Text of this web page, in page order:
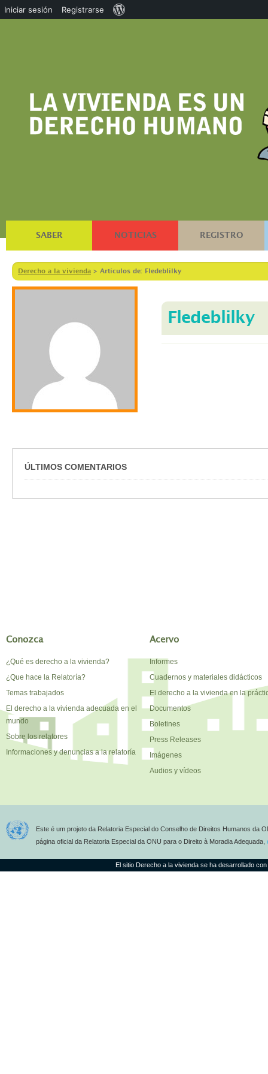
SABER NOTICIAS REGISTRO
Derecho a la vivienda > Artículos de: Fledeblilky
Fledeblilky
ÚLTIMOS COMENTARIOS
Conozca
¿Qué es derecho a la vivienda?
¿Que hace la Relatoría?
Temas trabajados
El derecho a la vivienda adecuada en el
mundo
Sobre los relatores
Informaciones y denuncias a la relatoría
Acervo
Informes
Cuadernos y materiales didácticos
El derecho a la vivienda en la
Documentos
Boletines
Press Releases
Imágenes
Audios y vídeos
Este é um projeto da Relatoria Especial do Conselho de Direitos Humanos da
página oficial da Relatoria Especial da ONU para o Direito à Moradia Adequada,
El sitio Derecho a la vivienda se ha desarrollado
Iniciar sesión Registrarse